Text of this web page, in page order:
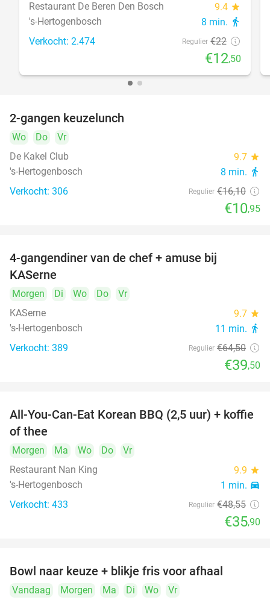
Restaurant De Beren Den Bosch
9.4 star
's-Hertogenbosch 8 min. directions_walk
Verkocht: 2.474 Regulier €22
€12,50
2-gangen keuzelunch
Wo Do
Vr
De Kakel Club
9.7 star
's-Hertogenbosch 8 min. directions_walk
Verkocht: 306 Regulier €16,10
€10,95
4-gangendiner van de chef + amuse bij
KASerne
Morgen Di Wo Do
Vr
KASerne
9.7 star
's-Hertogenbosch 11 min. directions_walk
Verkocht: 389 Regulier €64,50
€39,50
26%
All-You-Can-Eat Korean BBQ (2,5 uur) + koffie
of thee
Morgen Ma Wo Do
Vr
Restaurant Nan King
9.9 star
's-Hertogenbosch 1 min. directions_car
Verkocht: 433 Regulier €48,55
€35,90
Bowl naar keuze + blikje fris voor afhaal
Vandaag Morgen Ma Di Wo
Vr